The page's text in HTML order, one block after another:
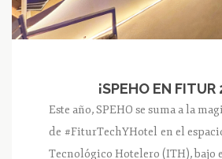
¡SPEHO EN FITUR
Este año, SPEHO se suma a la
de #FiturTechYHotel en el
Tecnológico Hotelero (ITH), bajo